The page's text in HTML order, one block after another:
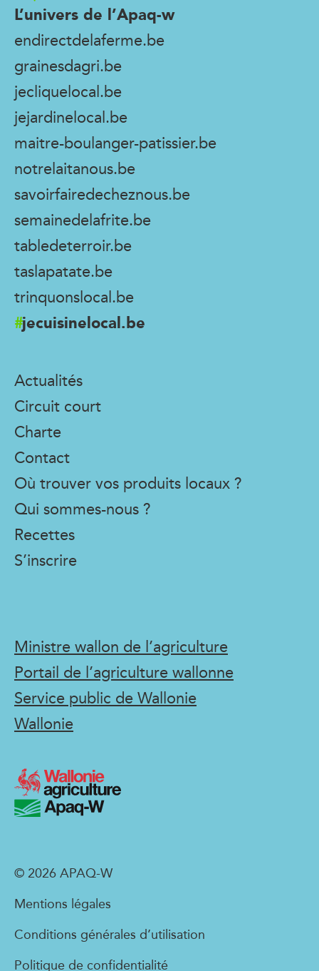
L’univers de l’Apaq-w
endirectdelaferme.be
grainesdagri.be
jecliquelocal.be
jejardinelocal.be
maitre-boulanger-patissier.be
notrelaitanous.be
savoirfairedecheznous.be
semainedelafrite.be
tabledeterroir.be
taslapatate.be
trinquonslocal.be
jecuisinelocal.be
Actualités
Circuit court
Charte
Contact
Où trouver vos produits locaux ?
Qui sommes-nous ?
Recettes
S’inscrire
Ministre wallon de l’agriculture
Portail de l’agriculture wallonne
Service public de Wallonie
Wallonie
© 2026 APAQ-W
Mentions légales
Conditions générales d’utilisation
Politique de confidentialité